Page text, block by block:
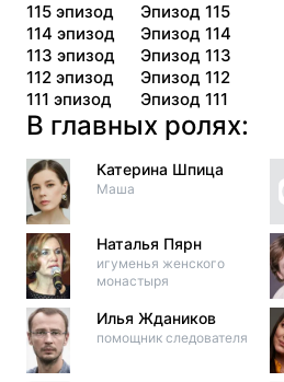
115 эпизод
Эпизод 115
114 эпизод
Эпизод 114
113 эпизод
Эпизод 113
112 эпизод
Эпизод 112
111 эпизод Эпизод 111
В главных ролях:
Катерина Шпица
Маша
Наталья Пярн
игуменья женского
монастыря
Илья Ждаников
помощник следователя